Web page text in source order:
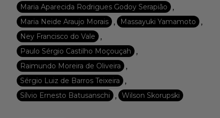
Maria Aparecida Rodrigues Godoy Serapião ,
Maria Neide Araujo Morais , Massayuki Yamamoto ,
Ney Francisco do Vale ,
Paulo Sérgio Castilho Moçouçah ,
Raimundo Moreira de Oliveira ,
Sérgio Luiz de Barros Teixeira ,
Sílvio Ernesto Batusanschi , Wilson Skorupski